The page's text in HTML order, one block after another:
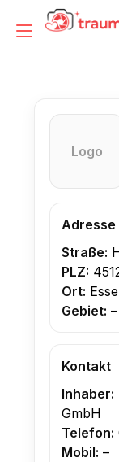
Inhalt
Logo
Adresse
Straße:
PLZ:
Ort:
Gebiet: –
Kontakt
Inhaber:
GmbH
Telefon:
Mobil: –